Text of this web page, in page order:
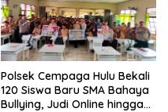
Polsek Cempaga Hulu Bekali
120 Siswa Baru SMA Bahaya
Bullying, Judi Online hingga